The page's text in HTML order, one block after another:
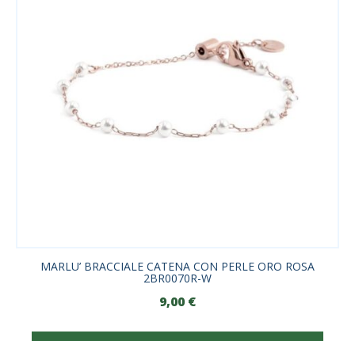
MARLU’ BRACCIALE CATENA CON PERLE ORO ROSA
2BR0070R-W
9,00 €